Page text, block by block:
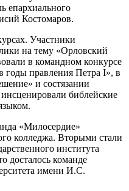
епархиального
Костомаров.
Участники
на тему «Орловский
в командном конкурсе
годы правления Петра I», в
и состязании
библейские
«Милосердие»
колледжа. Вторыми стали
института
досталось команде
имени И.С.